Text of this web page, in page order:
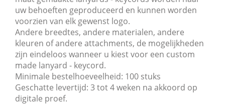
uw behoeften geproduceerd en kunnen worden
voorzien van elk gewenst logo.
Andere breedtes, andere materialen, andere
kleuren of andere attachments, de mogelijkheden
zijn eindeloos wanneer u kiest voor een custom
made lanyard - keycord.
Minimale bestelhoeveelheid: 100 stuks
Geschatte levertijd: 3 tot 4 weken na akkoord op
digitale proef.